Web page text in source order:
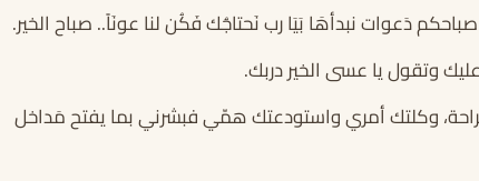
دَعوات نبدأهَا بَيَا رب نَحتاجُك فَكُن لنا عونَاً.. صباح الخير.
وتقول يا عسى الخير دربك.
وكلتك أمري واستودعتك همّي فبشرني بما يفتح مَداخل